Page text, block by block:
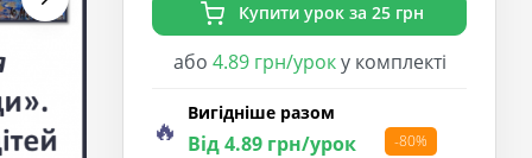
Купити урок за 25 грн
або 4.89 грн/уроку комплекті
🔥 Вигідніше разом
Від 4.89 грн/урок -80%